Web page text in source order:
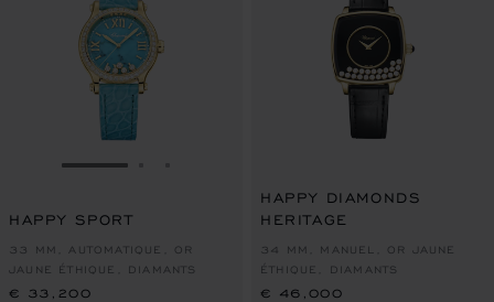
ALLER À LA DIAPOSITIVE 1
HAPPY SPORT
33 MM, AUTOMATIQUE, OR
JAUNE ÉTHIQUE, DIAMANTS
€ 33,200
HAPPY DIAMONDS
HERITAGE
34 MM, MANUEL, OR JAUNE
ÉTHIQUE, DIAMANTS
€ 46,000